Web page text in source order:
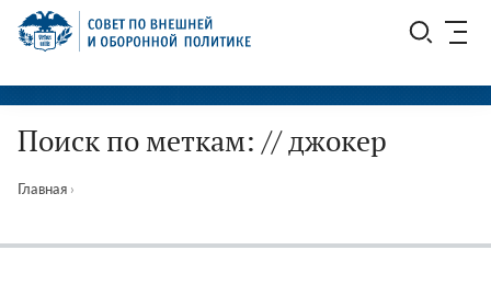
Перейти
СВОП
Поиск по меткам: // джокер
Главная ›